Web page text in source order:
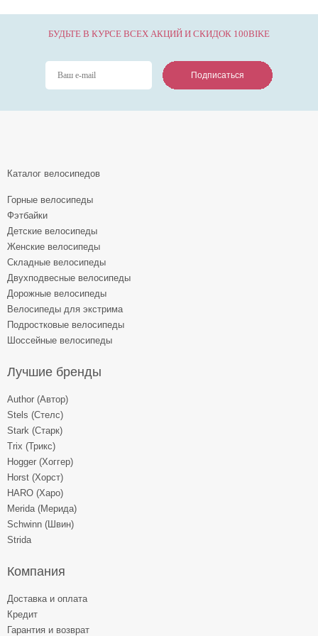
БУДЬТЕ В КУРСЕ ВСЕХ АКЦИЙ И СКИДОК 100BIKE
Подписаться
Подписаться
Подписаться
Каталог велосипедов
Горные велосипеды
Фэтбайки
Детские велосипеды
Женские велосипеды
Складные велосипеды
Двухподвесные велосипеды
Дорожные велосипеды
Велосипеды для экстрима
Подростковые велосипеды
Шоссейные велосипеды
Лучшие бренды
Author (Автор)
Stels (Стелс)
Stark (Старк)
Trix (Трикс)
Hogger (Хоггер)
Horst (Хорст)
HARO (Харо)
Merida (Мерида)
Schwinn (Швин)
Strida
Компания
Доставка и оплата
Кредит
Гарантия и возврат